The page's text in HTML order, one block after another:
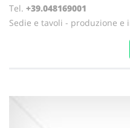
Tel. +39.048169001
Sedie e tavoli - produzione e